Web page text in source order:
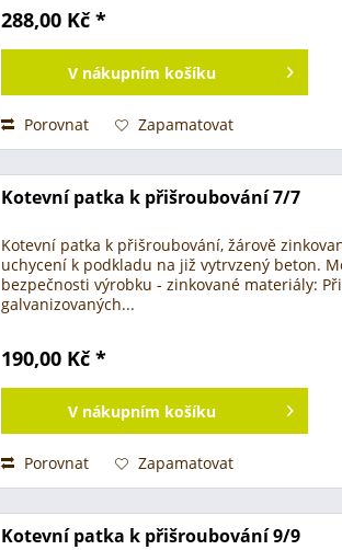
288,00 Kč *
V nákupním košíku
Porovnat Zapamatovat
Kotevní patka k přišroubování 7/7
Kotevní patka k přišroubování, žárově
uchycení k podkladu na již vytrvzený beton.
bezpečnosti výrobku - zinkované materiály:
galvanizovaných...
190,00 Kč *
V nákupním košíku
Porovnat Zapamatovat
Kotevní patka k přišroubování 9/9